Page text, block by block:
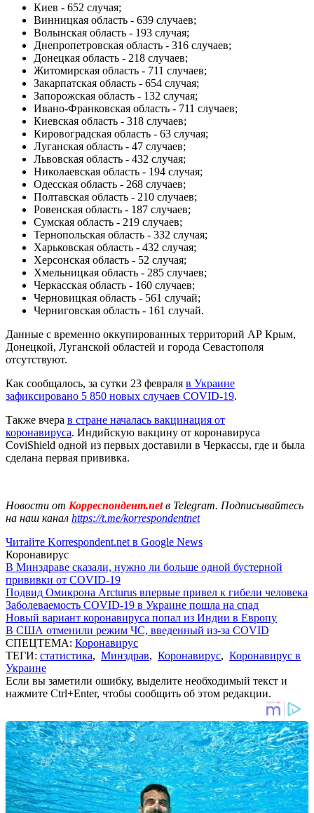
Киев - 652 случая;
Винницкая область - 639 случаев;
Волынская область - 193 случая;
Днепропетровская область - 316 случаев;
Донецкая область - 218 случаев;
Житомирская область - 711 случаев;
Закарпатская область - 654 случая;
Запорожская область - 132 случая;
Ивано-Франковская область - 711 случаев;
Киевская область - 318 случаев;
Кировоградская область - 63 случая;
Луганская область - 47 случаев;
Львовская область - 432 случая;
Николаевская область - 194 случая;
Одесская область - 268 случаев;
Полтавская область - 210 случаев;
Ровенская область - 187 случаев;
Сумская область - 219 случаев;
Тернопольская область - 332 случая;
Харьковская область - 432 случая;
Херсонская область - 52 случая;
Хмельницкая область - 285 случаев;
Черкасская область - 160 случаев;
Черновицкая область - 561 случай;
Черниговская область - 161 случай.
Данные с временно оккупированных территорий АР Крым,
Донецкой, Луганской областей и города Севастополя
отсутствуют.
Как сообщалось, за сутки 23 февраля в Украине
зафиксировано 5 850 новых случаев COVID-19.
Также вчера в стране началась вакцинация от
коронавируса. Индийскую вакцину от коронавируса
CoviShield одной из первых доставили в Черкассы, где и была
сделана первая прививка.
Новости от Корреспондент.netв Telegram. Подписывайтесь
на наш канал https://t.me/korrespondentnet
Читайте Korrespondent.net в Google News
Коронавирус
В Минздраве сказали, нужно ли больше одной бустерной
прививки от COVID-19
Подвид Омикрона Arcturus впервые привел к гибели человека
Заболеваемость COVID-19 в Украине пошла на спад
Новый вариант коронавируса попал из Индии в Европу
В США отменили режим ЧС, введенный из-за COVID
СПЕЦТЕМА: Коронавирус
ТЕГИ: статистика, Минздрав, Коронавирус, Коронавирус в
Украине
Если вы заметили ошибку, выделите необходимый текст и
нажмите Ctrl+Enter, чтобы сообщить об этом редакции.